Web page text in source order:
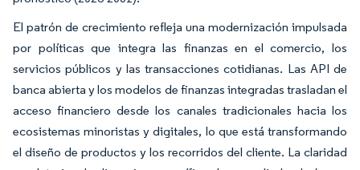
El patrón de crecimiento refleja una modernización impulsada
por políticas que integra las finanzas en el comercio, los
servicios públicos y las transacciones cotidianas. Las API de
banca abierta y los modelos de finanzas integradas trasladan el
acceso financiero desde los canales tradicionales hacia los
ecosistemas minoristas y digitales, lo que está transformando
el diseño de productos y los recorridos del cliente. La claridad